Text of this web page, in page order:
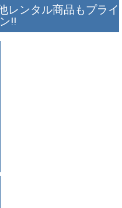
レンタル商品もプライ
!!